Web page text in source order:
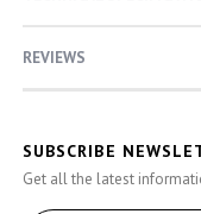
REVIEWS
SUBSCRIBE
Get all the latest